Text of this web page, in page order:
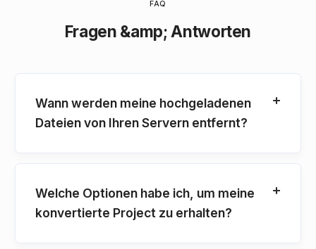
FAQ
Fragen &amp; Antworten
Wann werden meine hochgeladenen
Dateien von Ihren Servern entfernt?
Welche Optionen habe ich, um meine
konvertierte Project zu erhalten?